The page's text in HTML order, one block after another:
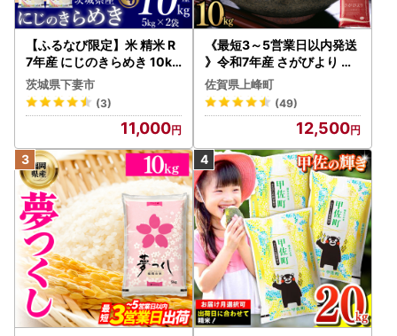
で使用するものではありません。返礼品発送に関して、必要
最低限の範囲において返礼品取扱い事業者に通知します。
【ふるさと納税の対象となる地方団体の指定について】
愛西市は令和７年９月２６日付総務大臣通知「ふるさと納税
の対象となる地方団体の指定について（通知）」にて、地方
税法（昭和２５年法律第２２６号）第３７条の２第２項及び
第３１４条の７第２項の規定に基づき、ふるさと納税の対象
となる地方団体として指定されました。
指定対象期間は、令和７年１０月１日から令和８年９月３０
日までです。
＝＝＝＝＝＝＝＝＝＝＝＝＝＝＝＝＝＝＝＝＝＝＝＝＝＝＝
＝＝＝＝＝＝＝＝＝＝＝＝＝
●お問合せ先●
愛西市ふるさと納税サポート室
TEL：050-8885-9660
【ふるなび限定】米 精米 R
7年産 にじのきらめき 10kg
10月 FN-Limited-PR
茨城県下妻市
(3)
11,000
《最短3～5営業日以内発送
》令和7年産 さがびより 佐
賀県産（精米）10kg
佐賀県上峰町
(49)
12,500